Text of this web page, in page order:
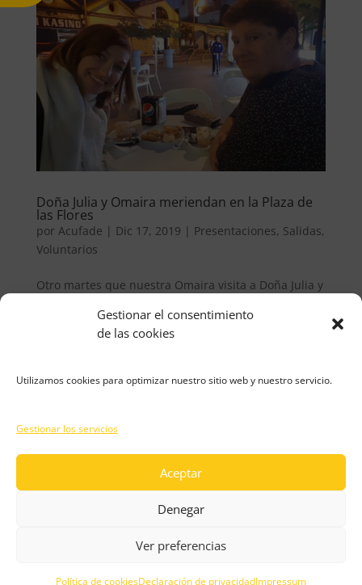
Gestionar el consentimiento
de las cookies
Utilizamos cookies para optimizar nuestro sitio web y nuestro servicio.
Gestionar los servicios
Aceptar
Denegar
Ver preferencias
Política de cookiesDeclaración de privacidadImpressum
Doña Julia y Omaira meriendan en la Plaza de
las Flores
por Acufade | Dic 17, 2019 | Presentaciones, Salidas,
Voluntarios
Otro martes que nuestra Omaira visita a Doña Julia y
las Flores y se han tomado una merienda juntas. Las
visitas de Omaira llegan siempre llenas de sonrisas y
tienes...
« Entradas más antiguas
Política de cookies